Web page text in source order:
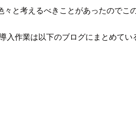
と考えるべきことがあったのでこ
入作業は以下のブログにまとめてい